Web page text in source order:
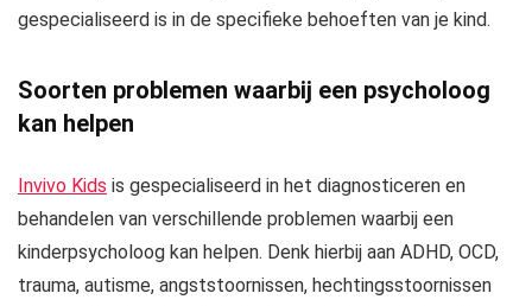
gespecialiseerd is in de specifieke behoeften van je kind.
Soorten problemen waarbij een psycholoog
kan helpen
Invivo Kids is gespecialiseerd in het diagnosticeren en
behandelen van verschillende problemen waarbij een
kinderpsycholoog kan helpen. Denk hierbij aan ADHD, OCD,
trauma, autisme, angststoornissen, hechtingsstoornissen